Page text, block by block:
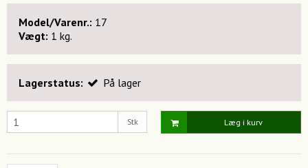
Model/Varenr.: 17
Vægt: 1 kg.
Lagerstatus: På lager
Stk Læg i kurv